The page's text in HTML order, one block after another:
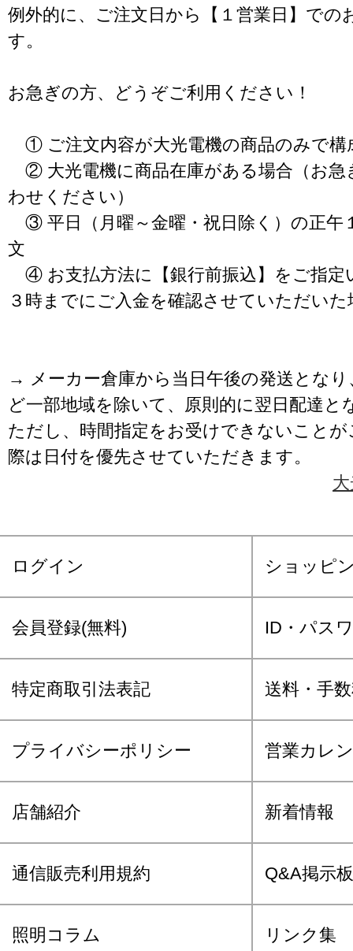
例外的に、ご注文日から【１営業日】での
す。
お急ぎの方、どうぞご利用ください！
① ご注文内容が大光電機の商品のみで構
② 大光電機に商品在庫がある場合（お急
わせください）
③ 平日（月曜～金曜・祝日除く）の正午
文
④ お支払方法に【銀行前振込】をご指定
３時までにご入金を確認させていただいた
→ メーカー倉庫から当日午後の発送となり
ど一部地域を除いて、原則的に翌日配達と
ただし、時間指定をお受けできないこと
際は日付を優先させていただきます。
ログイン ショッピ
会員登録(無料) ID・パス
特定商取引法表記 送料・手
プライバシーポリシー 営業カレ
店舗紹介 新着情報
通信販売利用規約 Q&A掲示板
照明コラム リンク集